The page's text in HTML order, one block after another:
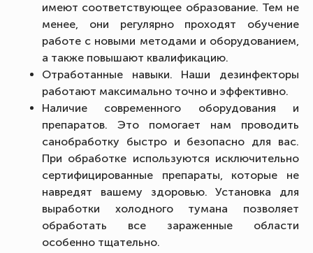
имеют соответствующее образование. Тем не
менее, они регулярно проходят обучение
работе с новыми методами и оборудованием,
а также повышают квалификацию.
Отработанные навыки. Наши дезинфекторы
работают максимально точно и эффективно.
Наличие современного оборудования и
препаратов. Это помогает нам проводить
санобработку быстро и безопасно для вас.
При обработке используются исключительно
сертифицированные препараты, которые не
навредят вашему здоровью. Установка для
выработки холодного тумана позволяет
обработать все зараженные области
особенно тщательно.